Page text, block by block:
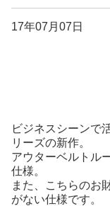
17年07月07日
ビジネスシーンで
リーズの新作。
アウターベルトル
仕様。
また、こちらのお
がない仕様です。